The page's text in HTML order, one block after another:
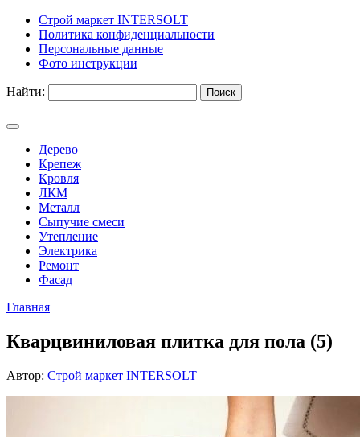
Строй маркет INTERSOLT
Политика конфиденциальности
Персональные данные
Фото инструкции
Найти:
Дерево
Крепеж
Кровля
ЛКМ
Металл
Сыпучие смеси
Утепление
Электрика
Ремонт
Фасад
Главная
Кварцвиниловая плитка для пола (5)
Автор: Строй маркет INTERSOLT